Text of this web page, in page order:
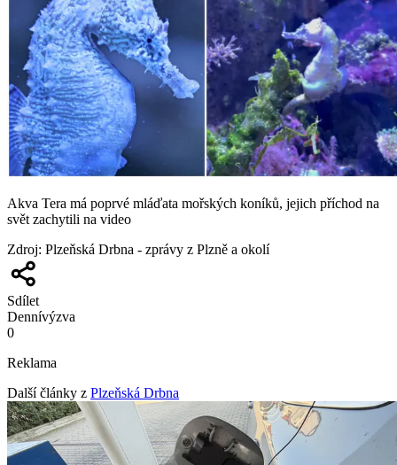
Akva Tera má poprvé mláďata mořských koníků, jejich příchod na
svět zachytili na video
Zdroj: Plzeňská Drbna - zprávy z Plzně a okolí
Sdílet
Dennívýzva
0
Reklama
Další články z Plzeňská Drbna